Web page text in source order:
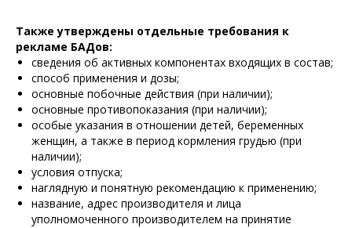
Также утверждены отдельные требования к
рекламе БАДов:
сведения об активных компонентах входящих в состав;
способ применения и дозы;
основные побочные действия (при наличии);
основные противопоказания (при наличии);
особые указания в отношении детей, беременных
женщин, а также в период кормления грудью (при
наличии);
условия отпуска;
наглядную и понятную рекомендацию к применению;
название, адрес производителя и лица
уполномоченного производителем на принятие